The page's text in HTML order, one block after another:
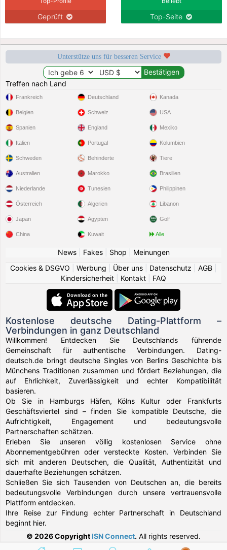
Geprüft Top-Seite
Unterstütze uns für besseren Service
Treffen nach Land
Frankreich
Belgien
Spanien
Italien
Schweden
Deutschland
Schweiz
England
Portugal
Behinderte
Kanada
USA
Mexiko
Kolumbien
Tiere
Australien
Niederlande
Österreich
Japan
China
Marokko
Tunesien
Algerien
Ägypten
Kuwait
Brasilien
Philippinen
Libanon
Golf
Alle
News| Fakes| Shop
Meinungen
Cookies & DSGVO
Werbung Über uns Datenschutz AGB
Kindersicherheit
Kontakt FAQ
Kostenlose deutsche Dating-Plattform –
Verbindungen in ganz Deutschland
Willkommen! Entdecken Sie Deutschlands führende
Gemeinschaft für authentische Verbindungen. Dating-
deutsch.de bringt deutsche Singles von Berlins Geschichte bis
Münchens Traditionen zusammen und fördert Beziehungen, die
auf Ehrlichkeit, Zuverlässigkeit und echter Kompatibilität
basieren.
Ob Sie in Hamburgs Häfen, Kölns Kultur oder Frankfurts
Geschäftsviertel sind – finden Sie kompatible Deutsche, die
Aufrichtigkeit, Engagement und bedeutungsvolle
Partnerschaften schätzen.
Erleben Sie unseren völlig kostenlosen Service ohne
Abonnementgebühren oder versteckte Kosten. Verbinden Sie
sich mit anderen Deutschen, die Qualität, Authentizität und
dauerhafte Beziehungen schätzen.
Schließen Sie sich Tausenden von Deutschen an, die bereits
bedeutungsvolle Verbindungen durch unsere vertrauensvolle
Plattform entdecken.
Ihre Reise zur Findung echter Partnerschaft in Deutschland
beginnt hier.
© 2026 Copyright ISN Connect. All rights reserved.